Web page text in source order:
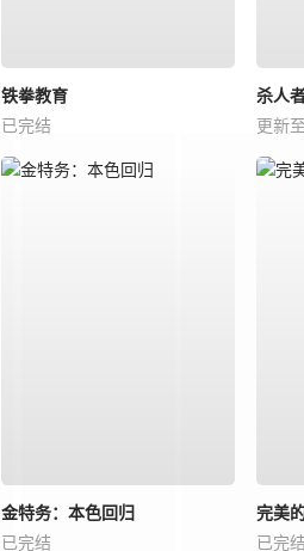
铁拳教育
已完结
杀人
更新
金特务：本色回归
已完结
完美
已完结